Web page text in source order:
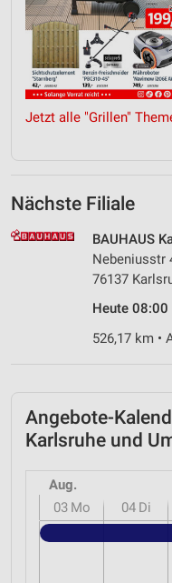
Jetzt alle "Grillen"
Nächste Filiale
BAUHAUS
Nebeniusstr
76137
Heute 08:00
526,17 km •
Angebote-
Karlsruhe und
Aug.
03 Mo 04 Di